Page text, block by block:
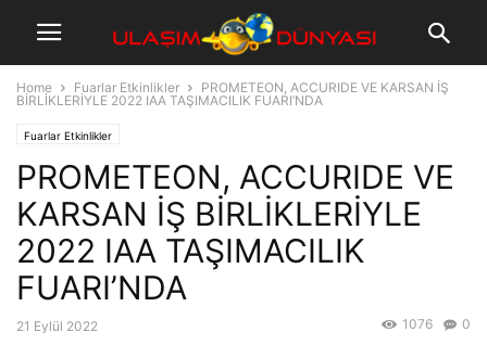
Home Fuarlar Etkinlikler
PROMETEON, ACCURIDE VE KARSAN İŞ
BİRLİKLERİYLE 2022 IAA TAŞIMACILIK FUARI’NDA
Fuarlar Etkinlikler
PROMETEON, ACCURIDE VE
KARSAN İŞ BİRLİKLERİYLE
2022 IAA TAŞIMACILIK
FUARI’NDA
21 Eylül 2022 0
1076